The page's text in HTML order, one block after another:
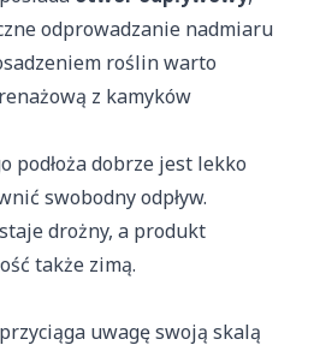
odprowadzanie nadmiaru
roślin warto
z kamyków
podłoża dobrze jest lekko
swobodny odpływ.
drożny, a produkt
także zimą.
uwagę swoją skalą